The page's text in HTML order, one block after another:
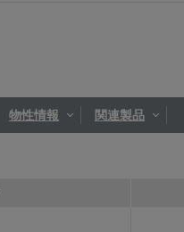
物性情報 関連製品